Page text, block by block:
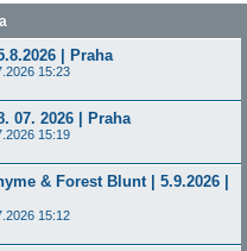
| Praha
15:23
07. 2026 | Praha
15:19
& Forest Blunt | 5.9.2026 |
15:12